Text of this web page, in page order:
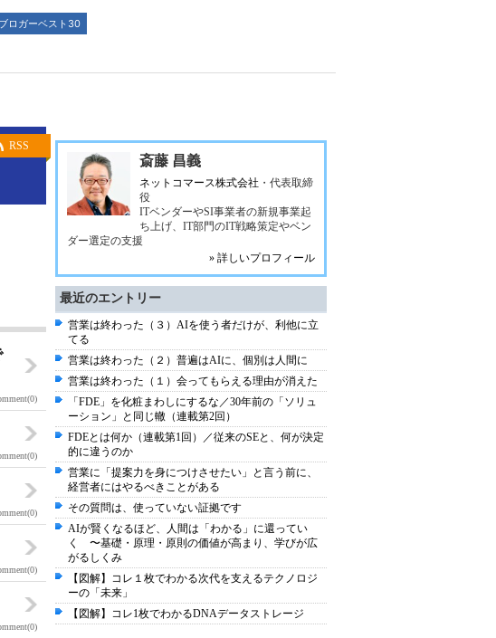
ロガーベスト30
RSS
斎藤 昌義
ネットコマース株式会社 ・代表取締
役
ITベンダーやSI事業者の新規事業起
ち上げ、IT部門のIT戦略策定やベン
ダー選定の支援
» 詳しいプロフィール
最近のエントリー
営業は終わった（３）AIを使う者だけが、利他に立
てる
営業は終わった（２）普遍はAIに、個別は人間に
営業は終わった（１）会ってもらえる理由が消えた
「FDE」を化粧まわしにするな／30年前の「ソリュ
ーション」と同じ轍（連載第2回）
FDEとは何か（連載第1回）／従来のSEと、何が決定
的に違うのか
営業に「提案力を身につけさせたい」と言う前に、
経営者にはやるべきことがある
その質問は、使っていない証拠です
AIが賢くなるほど、人間は「わかる」に還ってい
く 〜基礎・原理・原則の価値が高まり、学びが広
がるしくみ
【図解】コレ１枚でわかる次代を支えるテクノロジ
ーの「未来」
【図解】コレ1枚でわかるDNAデータストレージ